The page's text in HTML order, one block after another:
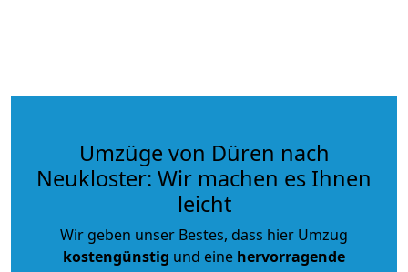
Umzüge von Düren nach
Neukloster: Wir machen es Ihnen
leicht
Wir geben unser Bestes, dass hier Umzug
kostengünstig und eine hervorragende